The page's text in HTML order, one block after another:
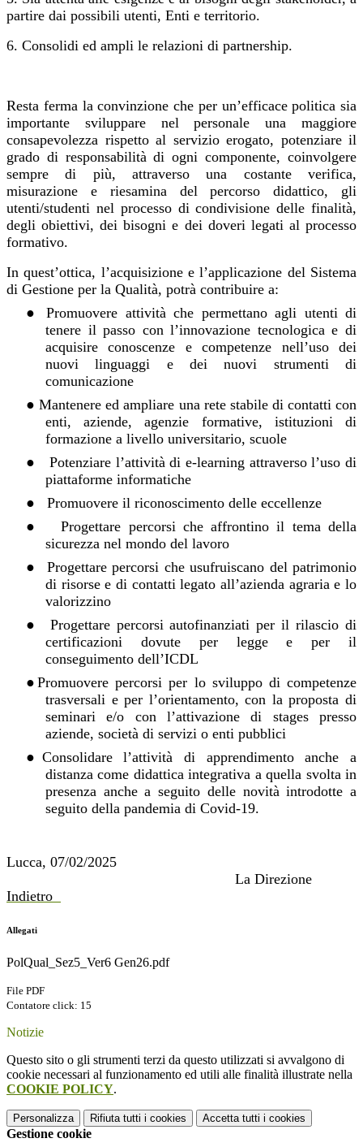
partire dai possibili utenti, Enti e territorio.
6. Consolidi ed ampli le relazioni di partnership.
Resta ferma la convinzione che per un’efficace politica sia
importante sviluppare nel personale una maggiore
consapevolezza rispetto al servizio erogato, potenziare il
grado di responsabilità di ogni componente, coinvolgere
sempre di più, attraverso una costante verifica,
misurazione e riesamina del percorso didattico, gli
utenti/studenti nel processo di condivisione delle finalità,
degli obiettivi, dei bisogni e dei doveri legati al processo
formativo.
In quest’ottica, l’acquisizione e l’applicazione del Sistema
di Gestione per la Qualità, potrà contribuire a:
● Promuovere attività che permettano agli utenti di
tenere il passo con l’innovazione tecnologica e di
acquisire conoscenze e competenze nell’uso dei
nuovi linguaggi e dei nuovi strumenti di
comunicazione
● Mantenere ed ampliare una rete stabile di contatti con
enti, aziende, agenzie formative, istituzioni di
formazione a livello universitario, scuole
●
Potenziare l’attività di e-learning attraverso l’uso di
piattaforme informatiche
●
Promuovere il riconoscimento delle eccellenze
●
Progettare percorsi che affrontino il tema della
sicurezza nel mondo del lavoro
●
Progettare percorsi che usufruiscano del patrimonio
di risorse e di contatti legato all’azienda agraria e lo
valorizzino
●
Progettare percorsi autofinanziati per il rilascio di
certificazioni dovute per legge e per il
conseguimento dell’ICDL
●Promuovere percorsi per lo sviluppo di competenze
trasversali e per l’orientamento, con la proposta di
seminari e/o con l’attivazione di stages presso
aziende, società di servizi o enti pubblici
● Consolidarel’attività di apprendimento anche a
distanza come didattica integrativa a quella svolta in
presenza anche a seguito delle novità introdotte a
seguito della pandemia di Covid-19.
Lucca, 07/02/2025
La Direzione
Indietro
Allegati
PolQual_Sez5_Ver6 Gen26.pdf
File PDF
Contatore click: 15
Notizie
Questo sito o gli strumenti terzi da questo utilizzati si avvalgono di
cookie necessari al funzionamento ed utili alle finalità illustrate nella
COOKIE POLICY.
Personalizza Rifiuta tutti i cookies Accetta tutti i cookies
Gestione cookie